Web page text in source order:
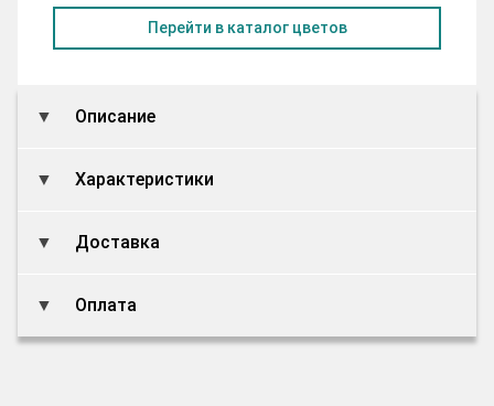
Перейти в каталог цветов
Описание
Характеристики
Доставка
Оплата